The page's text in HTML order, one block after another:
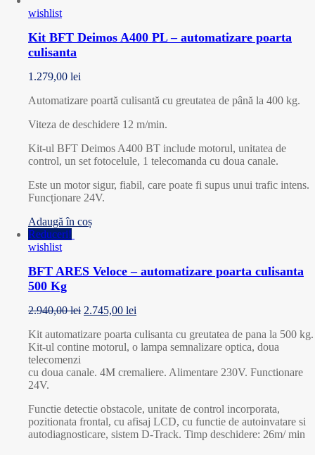
wishlist
Kit BFT Deimos A400 PL – automatizare poarta
culisanta
1.279,00 lei
Automatizare poartă culisantă cu greutatea de până la 400 kg.
Viteza de deschidere 12 m/min.
Kit-ul BFT Deimos A400 BT include motorul, unitatea de
control, un set fotocelule, 1 telecomanda cu doua canale.
Este un motor sigur, fiabil, care poate fi supus unui trafic intens.
Funcționare 24V.
Adaugă în coș
Reduceri!
wishlist
BFT ARES Veloce – automatizare poarta culisanta
500 Kg
2.940,00lei 2.745,00 lei
Kit automatizare poarta culisanta cu greutatea de pana la 500 kg.
Kit-ul contine motorul, o lampa semnalizare optica, doua
telecomenzi
cu doua canale. 4M cremaliere. Alimentare 230V. Functionare
24V.
Functie detectie obstacole, unitate de control incorporata,
pozitionata frontal, cu afisaj LCD, cu functie de autoinvatare si
autodiagnosticare, sistem D-Track. Timp deschidere: 26m/ min